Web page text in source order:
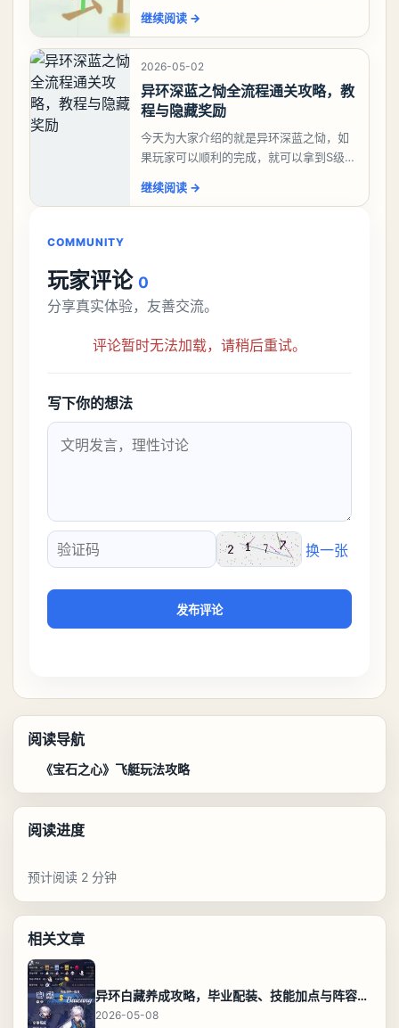
大、夫、夰、巾、中、虫、下、虾、卜、
囗、吓、卟、
继续阅读 →
2026-05-02
异环深蓝之恸全流程通关攻略，教
程与隐藏奖励
今天为大家介绍的就是异环深蓝之恸，如
果玩家可以顺利的完成，就可以拿到S级弧
比较高的，对于那些新手玩家并不建议直
继续阅读 →
COMMUNITY
玩家评论 0
分享真实体验，友善交流。
评论暂时无法加载，请稍后重试。
写下你的想法
验证码
换一张
发布评论
阅读导航
《宝石之心》飞艇玩法攻略
阅读进度
预计阅读 2 分钟
相关文章
异环白藏养成攻略，毕业配装、技能加点与阵容搭配保姆级解析
2026-05-08